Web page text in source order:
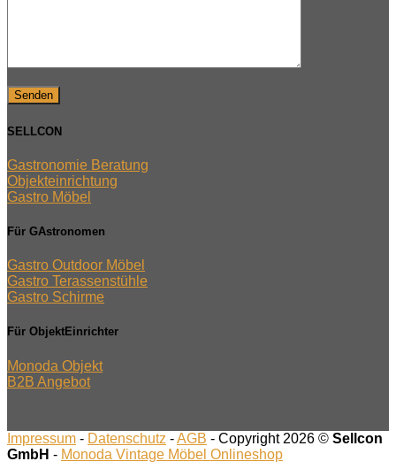
SELLCON
Gastronomie Beratung
Objekteinrichtung
Gastro Möbel
Für GAstronomen
Gastro Outdoor Möbel
Gastro Terassenstühle
Gastro Schirme
Für ObjektEinrichter
Monoda Objekt
B2B Angebot
Impressum - Datenschutz -AGB - Copyright 2026 © Sellcon
GmbH - Monoda Vintage Möbel Onlineshop